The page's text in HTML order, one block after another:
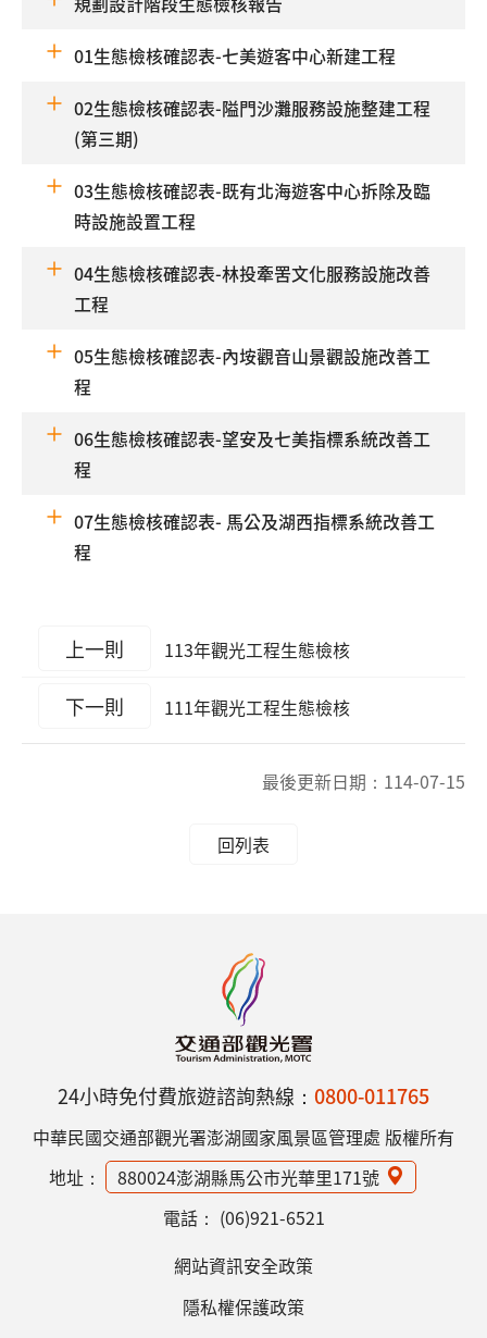
01生態檢核確認表-七美遊客中心新建工程
02生態檢核確認表-隘門沙灘服務設施整建工程
(第三期)
03生態檢核確認表-既有北海遊客中心拆除及臨
時設施設置工程
04生態檢核確認表-林投牽罟文化服務設施改善
工程
05生態檢核確認表-內垵觀音山景觀設施改善工
程
06生態檢核確認表-望安及七美指標系統改善工
程
07生態檢核確認表- 馬公及湖西指標系統改善工
程
上一則 113年觀光工程生態檢核
下一則 111年觀光工程生態檢核
最後更新日期： 114-07-15
回列表
24小時免付費旅遊諮詢熱線： 0800-011765
中華民國交通部觀光署澎湖國家風景區管理處 版權所有
地址：
880024澎湖縣馬公市光華里171號
電話： (06)921-6521
網站資訊安全政策
隱私權保護政策